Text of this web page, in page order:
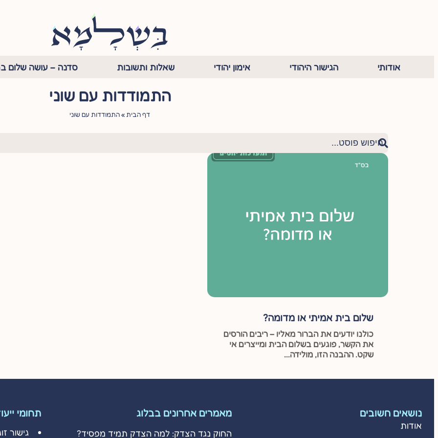
אודותי הגישור היהודי אימון יהודי שאלות ותשובות סדנה – עושה שלום
התמודדות עם שוני
דף הבית »התמודדות עם שוני
שלום בית אמיתי או מדומה?
כולנו יודעים את הברור מאליו – ריבים הורסים
את הקשר, פוגעים בשלום הבית ומייצרים אי
שקט. ההבנה הזו, מולידה...
נושאים חשובים
אודות
מאמרים אחרונים בבלוג
החוק נגד הצדק: למה הצדק תמיד מפסיד?
תחומי
גישור